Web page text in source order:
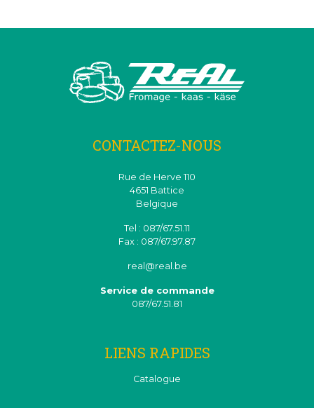
CONTACTEZ-NOUS
Rue de Herve 110
4651 Battice
Belgique
Tel : 087/67.51.11
Fax : 087/67.97.87
real@real.be
Service de commande
087/67.51.81
LIENS RAPIDES
Catalogue